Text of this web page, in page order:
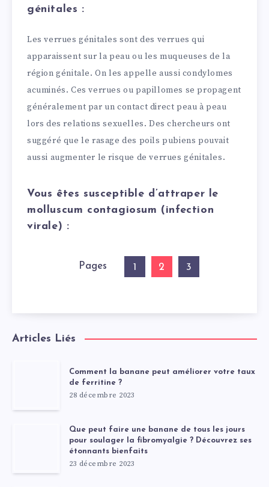
génitales :
Les verrues génitales sont des verrues qui
apparaissent sur la peau ou les muqueuses de la
région génitale. On les appelle aussi condylomes
acuminés. Ces verrues ou papillomes se propagent
généralement par un contact direct peau à peau
lors des relations sexuelles. Des chercheurs ont
suggéré que le rasage des poils pubiens pouvait
aussi augmenter le risque de verrues génitales.
Vous êtes susceptible d’attraper le
molluscum contagiosum (infection
virale) :
Pages 1 2 3
Articles Liés
Comment la banane peut améliorer votre taux
de ferritine ?
28 décembre 2023
Que peut faire une banane de tous les jours
pour soulager la fibromyalgie ? Découvrez ses
étonnants bienfaits
23 décembre 2023